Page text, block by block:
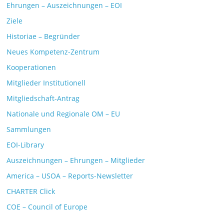
Ehrungen – Auszeichnungen – EOI
Ziele
Historiae – Begründer
Neues Kompetenz-Zentrum
Kooperationen
Mitglieder Institutionell
Mitgliedschaft-Antrag
Nationale und Regionale OM – EU
Sammlungen
EOI-Library
Auszeichnungen – Ehrungen – Mitglieder
America – USOA – Reports-Newsletter
CHARTER Click
COE – Council of Europe